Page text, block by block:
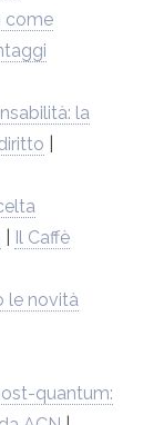
come
la
Il Caffè
le novità
quantum: